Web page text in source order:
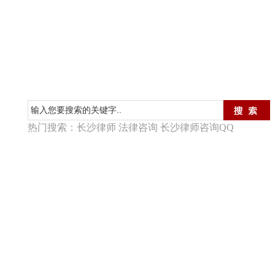
热门搜索：长沙律师 法律咨询 长沙律师咨询QQ